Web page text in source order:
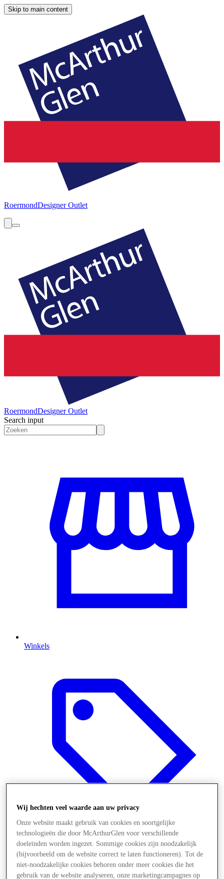
Skip to main content
RoermondDesigner Outlet
RoermondDesigner Outlet
Search input
Winkels
Aanbiedingen
Wij hechten veel waarde aan uw privacy
Onze website maakt gebruik van cookies en soortgelijke
technologieën die door McArthurGlen voor verschillende
doeleinden worden ingezet. Sommige cookies zijn noodzakelijk
(bijvoorbeeld om de website correct te laten functioneren). Tot de
niet-noodzakelijke cookies behoren onder meer cookies die het
gebruik van de website analyseren, onze marketingcampagnes op